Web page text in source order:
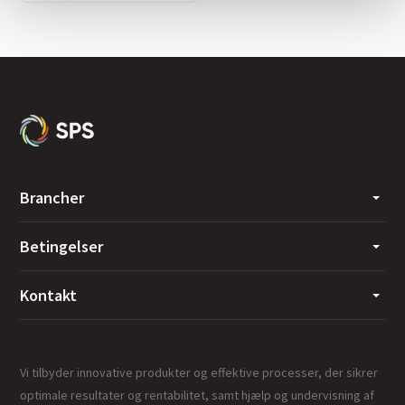
Brancher
Betingelser
Kontakt
Vi tilbyder innovative produkter og effektive processer, der sikrer
optimale resultater og rentabilitet, samt hjælp og undervisning af